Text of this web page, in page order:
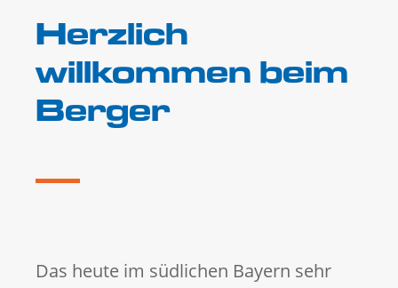
Herzlich
willkommen beim
Berger
Das heute im südlichen Bayern sehr